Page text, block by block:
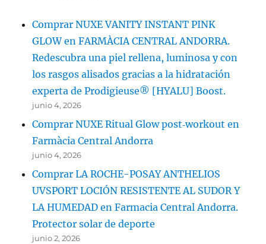
Comprar NUXE VANITY INSTANT PINK
GLOW en FARMÀCIA CENTRAL ANDORRA.
Redescubra una piel rellena, luminosa y con
los rasgos alisados gracias a la hidratación
experta de Prodigieuse® [HYALU] Boost.
junio 4, 2026
Comprar NUXE Ritual Glow post‑workout en
Farmàcia Central Andorra
junio 4, 2026
Comprar LA ROCHE-POSAY ANTHELIOS
UVSPORT LOCIÓN RESISTENTE AL SUDOR Y
LA HUMEDAD en Farmacia Central Andorra.
Protector solar de deporte
junio 2, 2026